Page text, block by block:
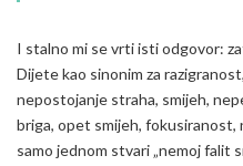
I stalno mi se vrti isti odgovor:
Dijete kao sinonim za
nepostojanje straha, smijeh,
briga, opet smijeh,
samo jednom stvari „nemoj falit